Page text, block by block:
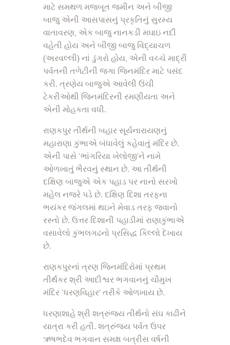
માટે સમથળ મજબૂત જમીન અને બીજી
બાજુ એની આસપાસનું પ્રકૃતિનું સુરમ્ય
વાતાવરણ, એક બાજુ નાનકડી મઘાઇ નદી
વહેતી હોય અને બીજી બાજુ વિંદ્યાચળ
(અરવલ્લી) નાં ડુંગરો હોય, એની વચ્ચે માદ્રી
પર્વતની તળેટીની જગા જિનમંદિર માટે પસંદ
કરી. ત્રણેય બાજુએ આવેલી ઉંચી
ટેકરીઓથી જિનમંદિરની રમણીયતા અને
એની મોહકતા વધી.
રાણકપુર તીર્થની બહાર સૂર્યનારાયણનું
મહારાણા કુંભાએ બંધાવેલું કહેવાતું મંદિર છે.
એની પાસે ‘ભાંગરિયા ખેલોજી’ને નામે
ઓળખાતું ભૈરવનું સ્થાન છે. આ તીર્થની
દક્ષિણ બાજુએ એક પહાડ પર નાનો સરખો
મહેલ નજરે પડે છે. દક્ષિણ દિશા તરફના
ભયંકર જંગલમાં થઇને મેવાડ તરફ જવાનો
રસ્તો છે. ઉત્તર દિશાની પહાડીમાં રાણાકુંભાએ
વસાવેલો કુંભલગઢનો પ્રસિદ્ધ કિલ્લો દેખાય
છે.
રાણકપુરનાં ત્રણ જિનમંદિરોમાં પ્રથમ
તીર્થંકર શ્રી આદીશ્વર ભગવાનનું ચૌમુખ
મંદિર ‘ધરણવિહાર’ તરીકે ઓળખાય છે.
ધરણાશાહે શ્રી શત્રુંજય તીર્થનો સંઘ કાઢીને
યાત્રા કરી હતી. શત્રુંજય પર્વત ઉપર
ઋષભદેવ ભગવાન સમક્ષ બત્રીસ વર્ષની